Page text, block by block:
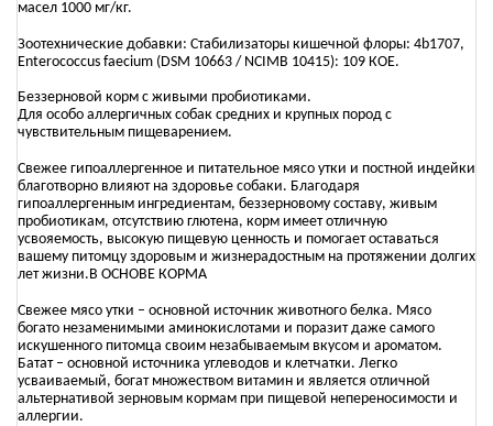
масел 1000 мг/кг.
Зоотехнические добавки: Стабилизаторы кишечной флоры: 4b1707,
Enterococcus faecium (DSM 10663 / NCIMB 10415): 109 КОЕ.
Беззерновой корм с живыми пробиотиками.
Для особо аллергичных собак средних и крупных пород с
чувствительным пищеварением.
Свежее гипоаллергенное и питательное мясо утки и постной индейки
благотворно влияют на здоровье собаки. Благодаря
гипоаллергенным ингредиентам, беззерновому составу, живым
пробиотикам, отсутствию глютена, корм имеет отличную
усвояемость, высокую пищевую ценность и помогает оставаться
вашему питомцу здоровым и жизнерадостным на протяжении долгих
лет жизни.В ОСНОВЕ КОРМА
Свежее мясо утки – основной источник животного белка. Мясо
богато незаменимыми аминокислотами и поразит даже самого
искушенного питомца своим незабываемым вкусом и ароматом.
Батат – основной источника углеводов и клетчатки. Легко
усваиваемый, богат множеством витамин и является отличной
альтернативой зерновым кормам при пищевой непереносимости и
аллергии.